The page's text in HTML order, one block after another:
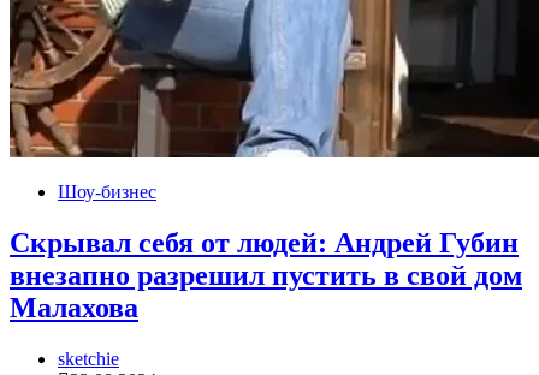
Шоу-бизнес
Скрывал себя от людей: Андрей Губин
внезапно разрешил пустить в свой дом
Малахова
sketchie